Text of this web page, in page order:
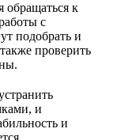
обращаться к
с
подобрать и
проверить
и
и